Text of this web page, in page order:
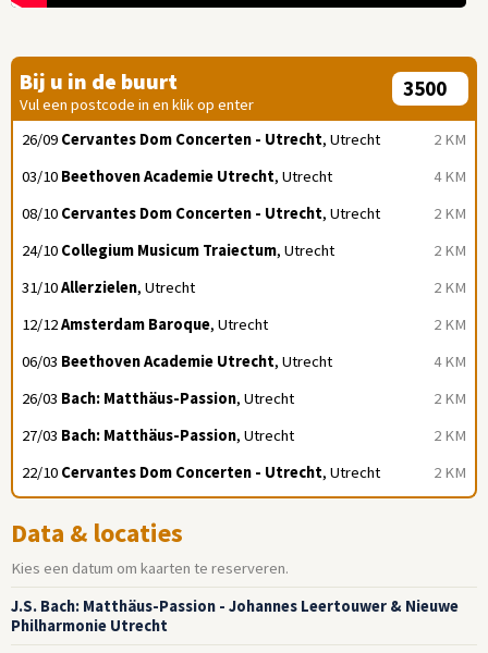
Bij u in de buurt
Vul een postcode in en klik op enter
2 KM
26/09 Cervantes Dom Concerten - Utrecht, Utrecht
4 KM
03/10 Beethoven Academie Utrecht, Utrecht
2 KM
08/10 Cervantes Dom Concerten - Utrecht, Utrecht
2 KM
24/10 Collegium Musicum Traiectum, Utrecht
2 KM
31/10Allerzielen, Utrecht
2 KM
12/12Amsterdam Baroque, Utrecht
4 KM
06/03 Beethoven Academie Utrecht, Utrecht
2 KM
26/03 Bach: Matthäus-Passion, Utrecht
2 KM
27/03 Bach: Matthäus-Passion, Utrecht
2 KM
22/10 Cervantes Dom Concerten - Utrecht, Utrecht
Data & locaties
Kies een datum om kaarten te reserveren.
J.S. Bach: Matthäus-Passion - Johannes Leertouwer & Nieuwe
Philharmonie Utrecht